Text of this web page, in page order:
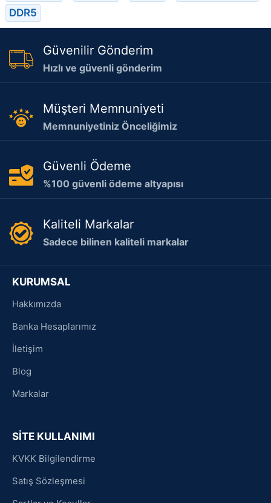
DDR5
Güvenilir Gönderim
Hızlı ve güvenli gönderim
Müşteri Memnuniyeti
Memnuniyetiniz Önceliğimiz
Güvenli Ödeme
%100 güvenli ödeme altyapısı
Kaliteli Markalar
Sadece bilinen kaliteli markalar
KURUMSAL
Hakkımızda
Banka Hesaplarımız
İletişim
Blog
Markalar
SİTE KULLANIMI
KVKK Bilgilendirme
Satış Sözleşmesi